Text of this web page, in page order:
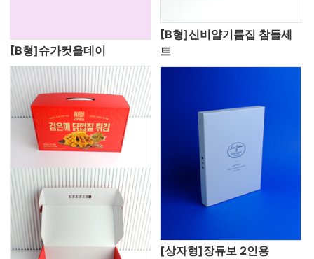
[B형]슈가컷올데이
[B형]신비얄기름집 참들세
트
[상자형]장듀보 2인용